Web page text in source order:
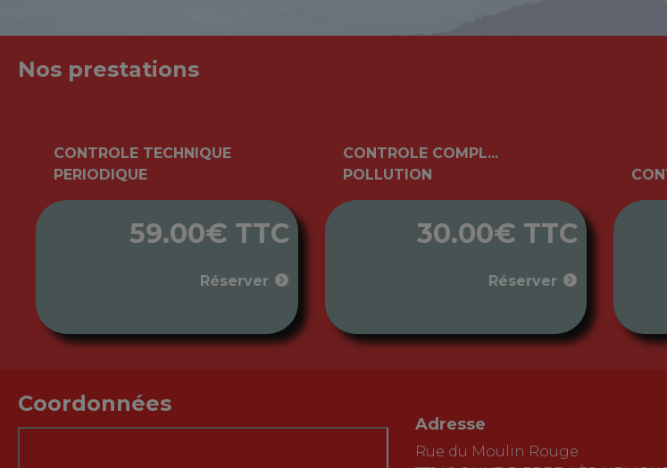
Nos prestations
CONTROLE TECHNIQUE
PERIODIQUE
59.00€ TTC
Réserver
CONTROLE COMPL...
POLLUTION
30.00€ TTC
Réserver
Coordonnées
Adresse
Rue du Moulin Rouge